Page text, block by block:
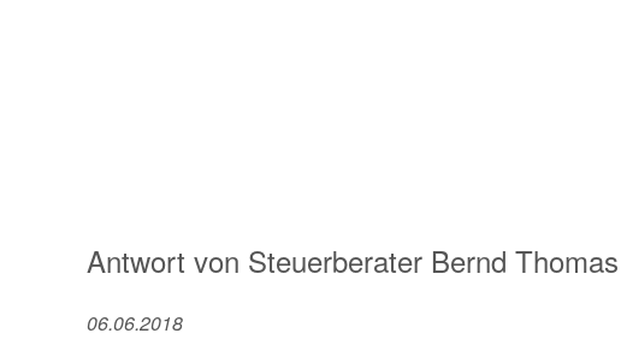
Antwort von Steuerberater Bernd Thomas
06.06.2018